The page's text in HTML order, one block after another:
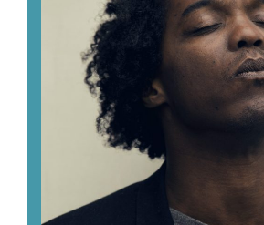
Bénévoles
Adhésions
Archives